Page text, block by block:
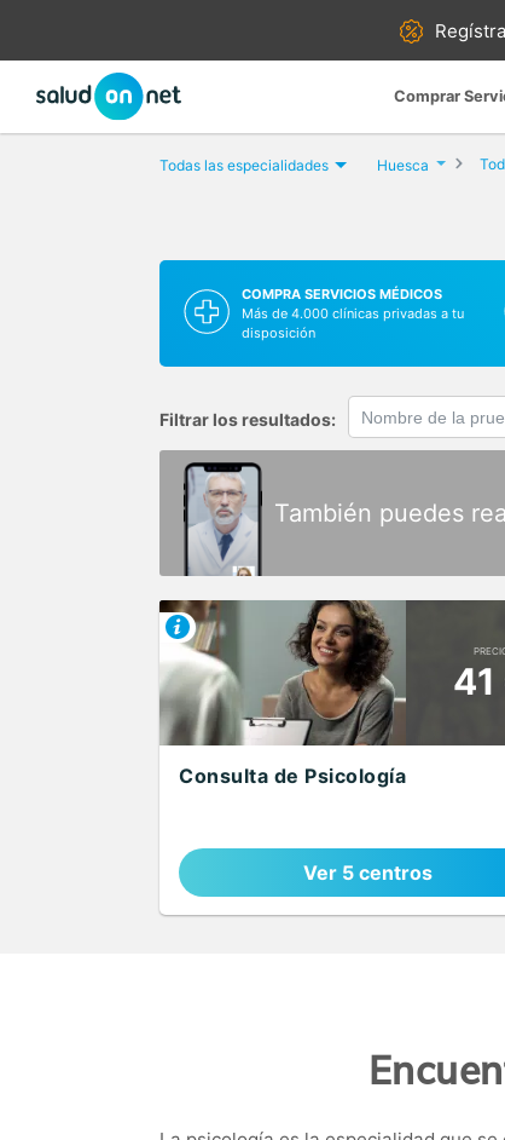
Comprar
Todas las especialidades Huesca
COMPRA SERVICIOS MÉDICOS
Más de 4.000 clínicas privadas a tu
disposición
Filtrar los resultados:
También puedes
41
Consulta de Psicología
Ver 5 centros